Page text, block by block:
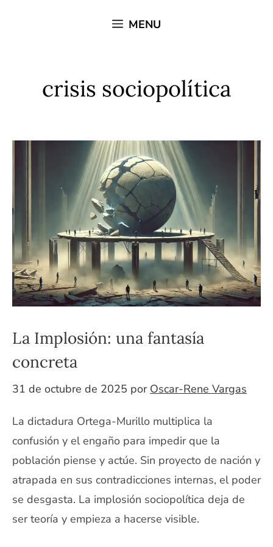
MENU
crisis sociopolítica
La Implosión: una fantasía
concreta
31 de octubre de 2025 por Oscar-Rene Vargas
La dictadura Ortega-Murillo multiplica la
confusión y el engaño para impedir que la
población piense y actúe. Sin proyecto de nación y
atrapada en sus contradicciones internas, el poder
se desgasta. La implosión sociopolítica deja de
ser teoría y empieza a hacerse visible.